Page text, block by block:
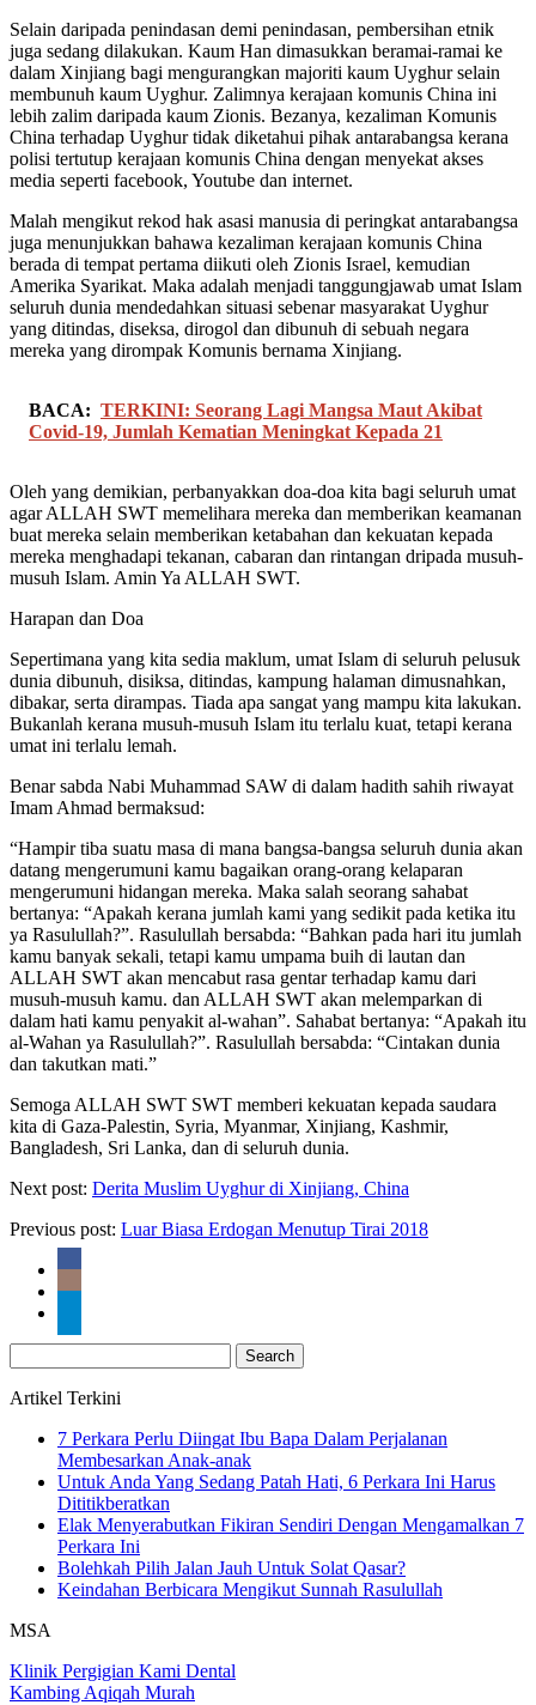
Selain daripada penindasan demi penindasan, pembersihan etnik
juga sedang dilakukan. Kaum Han dimasukkan beramai-ramai ke
dalam Xinjiang bagi mengurangkan majoriti kaum Uyghur selain
membunuh kaum Uyghur. Zalimnya kerajaan komunis China ini
lebih zalim daripada kaum Zionis. Bezanya, kezaliman Komunis
China terhadap Uyghur tidak diketahui pihak antarabangsa kerana
polisi tertutup kerajaan komunis China dengan menyekat akses
media seperti facebook, Youtube dan internet.
Malah mengikut rekod hak asasi manusia di peringkat antarabangsa
juga menunjukkan bahawa kezaliman kerajaan komunis China
berada di tempat pertama diikuti oleh Zionis Israel, kemudian
Amerika Syarikat. Maka adalah menjadi tanggungjawab umat Islam
seluruh dunia mendedahkan situasi sebenar masyarakat Uyghur
yang ditindas, diseksa, dirogol dan dibunuh di sebuah negara
mereka yang dirompak Komunis bernama Xinjiang.
BACA: TERKINI: Seorang Lagi Mangsa Maut Akibat
Covid-19, Jumlah Kematian Meningkat Kepada 21
Oleh yang demikian, perbanyakkan doa-doa kita bagi seluruh umat
agar ALLAH SWT memelihara mereka dan memberikan keamanan
buat mereka selain memberikan ketabahan dan kekuatan kepada
mereka menghadapi tekanan, cabaran dan rintangan dripada musuh-
musuh Islam. Amin Ya ALLAH SWT.
Harapan dan Doa
Sepertimana yang kita sedia maklum, umat Islam di seluruh pelusuk
dunia dibunuh, disiksa, ditindas, kampung halaman dimusnahkan,
dibakar, serta dirampas. Tiada apa sangat yang mampu kita lakukan.
Bukanlah kerana musuh-musuh Islam itu terlalu kuat, tetapi kerana
umat ini terlalu lemah.
Benar sabda Nabi Muhammad SAW di dalam hadith sahih riwayat
Imam Ahmad bermaksud:
“Hampir tiba suatu masa di mana bangsa-bangsa seluruh dunia akan
datang mengerumuni kamu bagaikan orang-orang kelaparan
mengerumuni hidangan mereka. Maka salah seorang sahabat
bertanya: “Apakah kerana jumlah kami yang sedikit pada ketika itu
ya Rasulullah?”. Rasulullah bersabda: “Bahkan pada hari itu jumlah
kamu banyak sekali, tetapi kamu umpama buih di lautan dan
ALLAH SWT akan mencabut rasa gentar terhadap kamu dari
musuh-musuh kamu. dan ALLAH SWT akan melemparkan di
dalam hati kamu penyakit al-wahan”. Sahabat bertanya: “Apakah itu
al-Wahan ya Rasulullah?”. Rasulullah bersabda: “Cintakan dunia
dan takutkan mati.”
Semoga ALLAH SWT SWT memberi kekuatan kepada saudara
kita di Gaza-Palestin, Syria, Myanmar, Xinjiang, Kashmir,
Bangladesh, Sri Lanka, dan di seluruh dunia.
Next post: Derita Muslim Uyghur di Xinjiang, China
Previous post: Luar Biasa Erdogan Menutup Tirai 2018
for:
Artikel Terkini
7 Perkara Perlu Diingat Ibu Bapa Dalam Perjalanan
Membesarkan Anak-anak
Untuk Anda Yang Sedang Patah Hati, 6 Perkara Ini Harus
Dititikberatkan
Elak Menyerabutkan Fikiran Sendiri Dengan Mengamalkan 7
Perkara Ini
Bolehkah Pilih Jalan Jauh Untuk Solat Qasar?
Keindahan Berbicara Mengikut Sunnah Rasulullah
MSA
Klinik Pergigian Kami Dental
Kambing Aqiqah Murah